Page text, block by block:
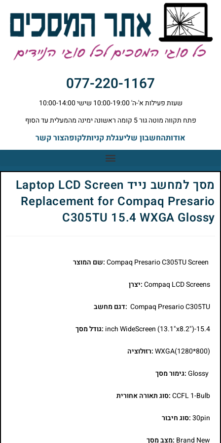
077-220-1167
שעות פעילות א'-ה' 10:00-19:00 שישי 10:00-14:00
פתח תקווה מוטה גור 5 קומה ראשונה ימינה מהמעלית עד הסוף
אודותהחשבון שליעגלת קניותלקופהצור קשר
מסך למחשב נייד Laptop LCD Screen
Replacement for Compaq Presario
C305TU 15.4 WXGA Glossy
:שם המוצר
Compaq LCD Screens:יצרן
Compaq Presario C305TU :דגם מחשב
15.4-inch WideScreen (13.1"x8.2") :גודל מסך
WXGA(1280*800):רזולוציה
Glossy:גימור מסך
CCFL 1-Bulb:סוג תאורה אחורית
30pin:סוג חיבור
Brand New :מצב מסך